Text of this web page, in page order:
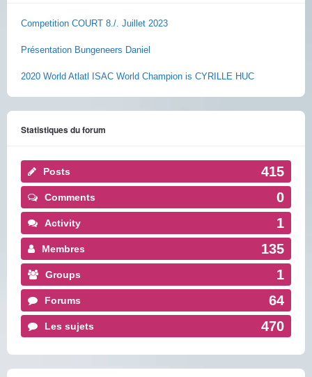
Competition COURT 8./. Juillet 2023
Présentation Bungeneers Daniel
2020 World Atlatl ISAC World Champion is CYRILLE HUC
Statistiques du forum
Posts 415
Comments 0
Activity 1
Membres 135
Groups 1
Forums 64
Les sujets 470